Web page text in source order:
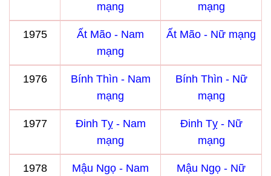
mạng
mạng
1975
Ất Mão - Nam
mạng
Ất Mão - Nữ mạng
1976
Bính Thìn - Nam
mạng
Bính Thìn - Nữ
mạng
1977
Đinh Tỵ - Nam
mạng
Đinh Tỵ - Nữ
mạng
1978
Mậu Ngọ - Nam
Mậu Ngọ - Nữ